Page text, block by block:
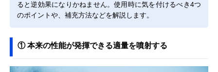
ると逆効果になりかねません。使用時に気を付けるべき4つ
のポイントや、補充方法などを解説します。
① 本来の性能が発揮できる適量を噴射する